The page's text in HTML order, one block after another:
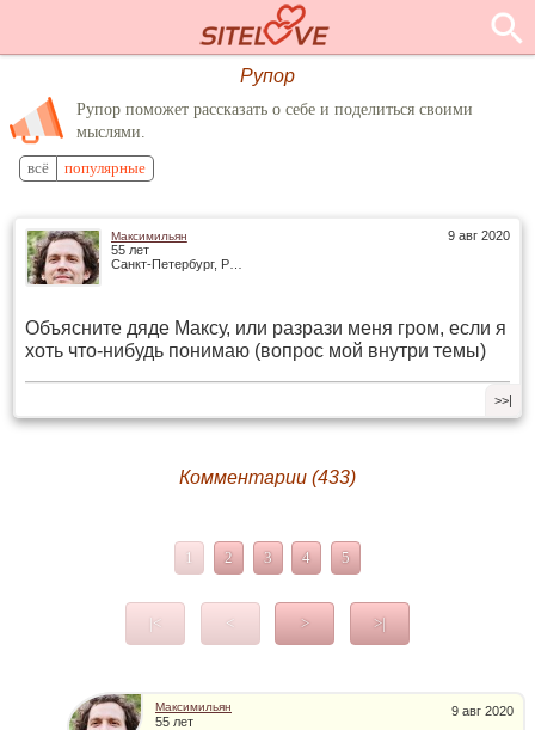
Рупор
Рупор поможет рассказать о себе и поделиться своими
мыслями.
всё популярные
9 авг 2020
Максимильян
55 лет
Санкт-Петербург, Россия
Объясните дяде Максу, или разрази меня гром, если я
хоть что-нибудь понимаю (вопрос мой внутри темы)
>>|
Комментарии (433)
1 2 3 4 5
|< < > >|
9 авг 2020
Максимильян
55 лет